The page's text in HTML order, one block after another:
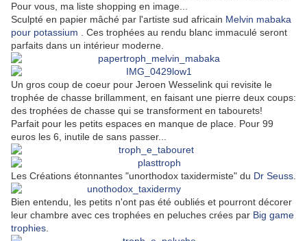
Pour vous, ma liste shopping en image...
Sculpté en papier mâché par l'artiste sud africain Melvin mabaka
pour potassium
. Ces trophées au rendu blanc immaculé seront
parfaits dans un intérieur moderne.
Un gros coup de coeur pour Jeroen Wesselink qui revisite le
trophée de chasse brillamment, en faisant une pierre deux coups:
des trophées de chasse qui se transforment en tabourets!
Parfait pour les petits espaces en manque de place. Pour 99
euros les 6, inutile de sans passer...
Les Créations étonnantes "unorthodox taxidermiste" du Dr Seuss
Bien entendu, les petits n'ont pas été oubliés et pourront décorer
leur chambre avec ces trophées en peluches crées par Big game
trophies